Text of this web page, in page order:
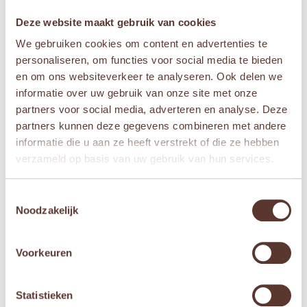
Deze website maakt gebruik van cookies
We gebruiken cookies om content en advertenties te
personaliseren, om functies voor social media te bieden
en om ons websiteverkeer te analyseren. Ook delen we
informatie over uw gebruik van onze site met onze
partners voor social media, adverteren en analyse. Deze
partners kunnen deze gegevens combineren met andere
informatie die u aan ze heeft verstrekt of die ze hebben
verzameld op basis van uw gebruik van hun services.
Noodzakelijk
Voorkeuren
Statistieken
Aanvullende informatie
Afmetingen
90 × 47 × 2 cm
Newborn,Vanaf 1 jaar
Merken